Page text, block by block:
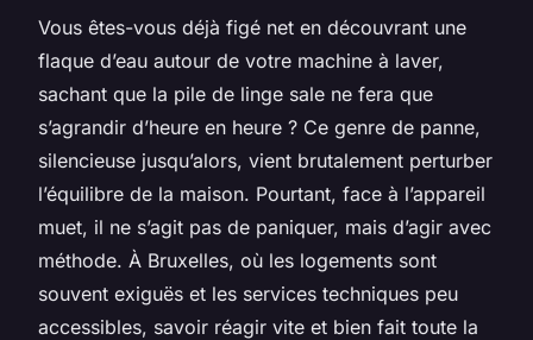
Vous êtes-vous déjà figé net en découvrant une
flaque d’eau autour de votre machine à laver,
sachant que la pile de linge sale ne fera que
s’agrandir d’heure en heure ? Ce genre de panne,
silencieuse jusqu’alors, vient brutalement perturber
l’équilibre de la maison. Pourtant, face à l’appareil
muet, il ne s’agit pas de paniquer, mais d’agir avec
méthode. À Bruxelles, où les logements sont
souvent exiguës et les services techniques peu
accessibles, savoir réagir vite et bien fait toute la